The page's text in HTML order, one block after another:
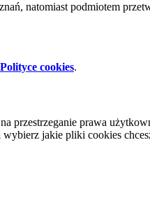
natomiast podmiotem
Polityce cookies.
przestrzeganie prawa
jakie pliki cookies